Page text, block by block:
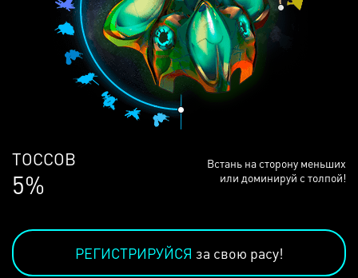
ЛЮДЕЙ
69%
Встань на сторону меньших
или доминируй с толпой!
РЕГИСТРИРУЙСЯ за свою расу!